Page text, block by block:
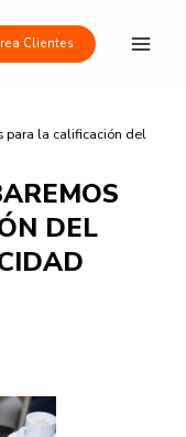
Clientes
para la calificación del
DEL